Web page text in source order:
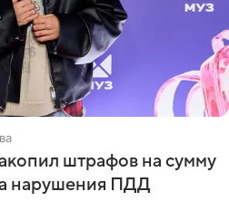
штрафов на сумму
нарушения ПДД